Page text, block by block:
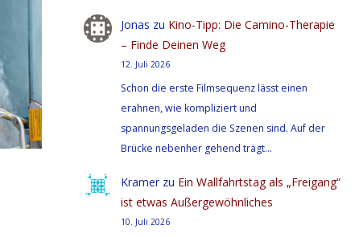
Jonas zu Kino-Tipp: Die Camino-Therapie
– Finde Deinen Weg
12. Juli 2026
Schon die erste Filmsequenz lässt einen
erahnen, wie kompliziert und
spannungsgeladen die Szenen sind. Auf der
Brücke nebenher gehend trägt…
Kramerzu Ein Wallfahrtstag als „Freigang“
ist etwas Außergewöhnliches
10. Juli 2026